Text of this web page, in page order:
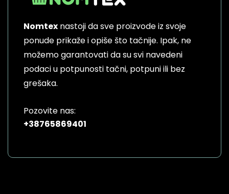
Nomtex nastoji da sve proizvode iz svoje
ponude prikaže i opiše što tačnije. Ipak, ne
možemo garantovati da su svi navedeni
podaci u potpunosti tačni, potpuni ili bez
grešaka.
Pozovite nas:
+38765869401